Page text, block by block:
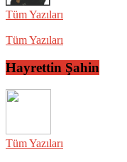
Tüm Yazıları
Tüm Yazıları
Hayrettin Şahin
Tüm Yazıları